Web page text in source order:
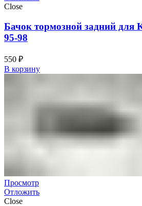
Close
Бачок тормозной задний для
95-98
550 ₽
В корзину
Просмотр
Отложить
Close